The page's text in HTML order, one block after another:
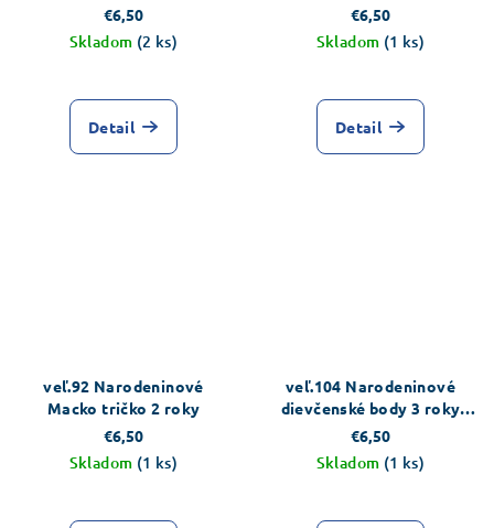
€6,50
Skladom (2 ks)
Detail
€6,50
Skladom (1 ks)
Detail
veľ.92 Narodeninové
Macko tričko 2 roky
€6,50
Skladom (1 ks)
veľ.104 Narodeninové
dievčenské body 3 roky
ružové
€6,50
Skladom (1 ks)